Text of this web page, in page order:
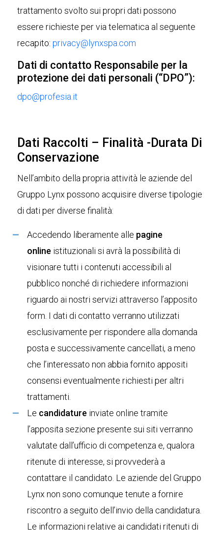
trattamento svolto sui propri dati possono
essere richieste per via telematica al seguente
recapito: privacy@lynxspa.com
Dati di contatto Responsabile per la
protezione dei dati personali (“DPO”):
dpo@profesia.it
Dati Raccolti – Finalità -Durata Di
Conservazione
Nell’ambito della propria attività le aziende del
Gruppo Lynx possono acquisire diverse tipologie
di dati per diverse finalità:
Accedendo liberamente alle pagine
online istituzionali si avrà la possibilità di
visionare tutti i contenuti accessibili al
pubblico nonché di richiedere informazioni
riguardo ai nostri servizi attraverso l’apposito
form. I dati di contatto verranno utilizzati
esclusivamente per rispondere alla domanda
posta e successivamente cancellati, a meno
che l’interessato non abbia fornito appositi
consensi eventualmente richiesti per altri
trattamenti.
Le candidature inviate online tramite
l’apposita sezione presente sui siti verranno
valutate dall’ufficio di competenza e, qualora
ritenute di interesse, si provvederà a
contattare il candidato. Le aziende del Gruppo
Lynx non sono comunque tenute a fornire
riscontro a seguito dell’invio della candidatura.
Le informazioni relative ai candidati ritenuti di